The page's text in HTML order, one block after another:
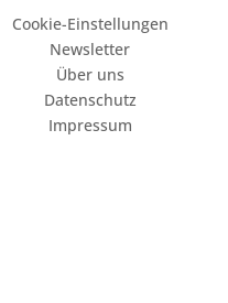
Cookie-Einstellungen
Newsletter
Über uns
Datenschutz
Impressum